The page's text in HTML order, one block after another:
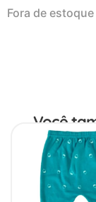
Fora de estoque
Você